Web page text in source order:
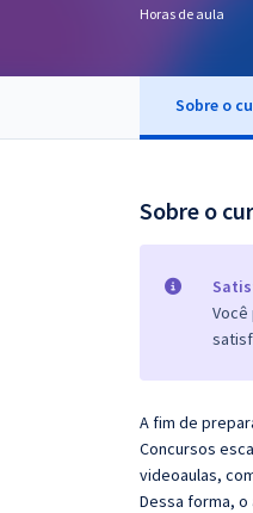
OAB
Questões grátis
Conteúdo gratuito
Horas de aula
Sobre o
Sobre o
Você
A fim de
Concursos
videoaulas,
Dessa forma,